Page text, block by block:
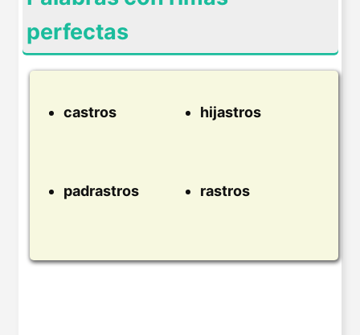
perfectas
castros hijastros
padrastros rastros